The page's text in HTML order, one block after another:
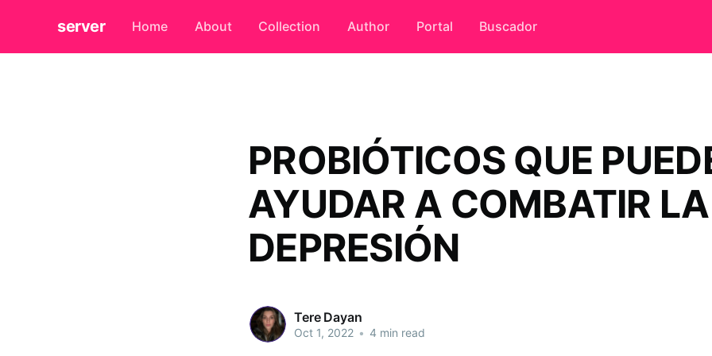
server Home About Collection Author Portal Buscador
PROBIÓTICOS QUE
AYUDAR A COMBATIR LA
DEPRESIÓN
Tere Dayan
Oct 1, 2022 • 4 min read